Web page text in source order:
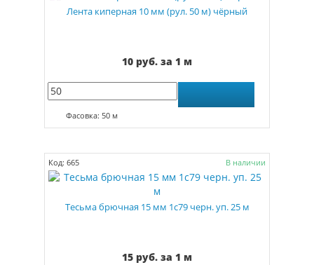
Лента киперная 10 мм (рул. 50 м) чёрный
10 руб. за 1 м
Фасовка: 50 м
Код: 665 В наличии
Тесьма брючная 15 мм 1с79 черн. уп. 25 м
15 руб. за 1 м